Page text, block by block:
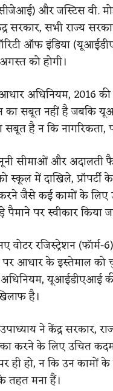
और जस्टिस वी.
सरकार, सभी राज्य
ऑफ इंडिया
को होगी।
अधिनियम, 2016
का सबूत नहीं है जबकि
है न कि नागरिकता,
सीमाओं और अदालती
में दाखिले, प्रॉपर्टी
जैसे कई कामों के लिए
पर स्वीकार किया
रजिस्ट्रेशन
आधार के इस्तेमाल को
यूआईडीएआई
है।
उपाध्याय ने केंद्र सरकार,
करने के लिए उचित
ही हो, न कि उन कामों
तहत मना हैं।